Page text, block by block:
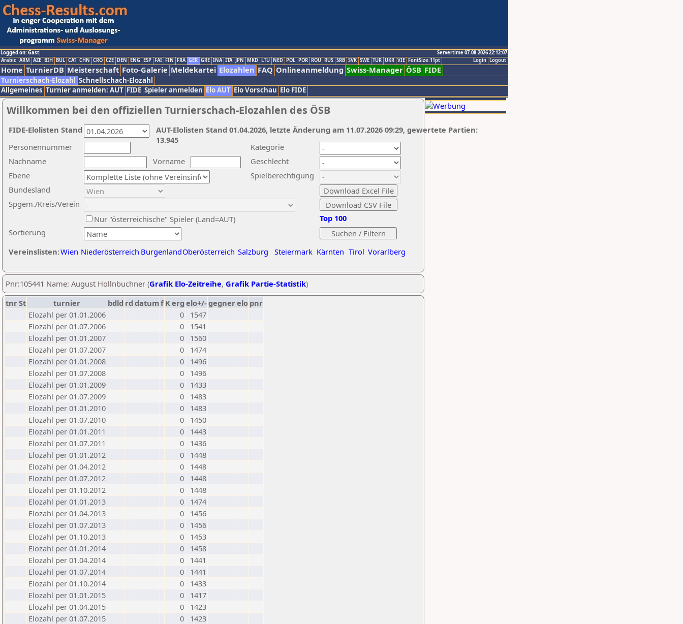
Logged on: Gast
Servertime 07.08.2026 22:12:07
Logout
Login
Arabic ARM AZE BIH BUL CAT CHN CRO CZE DEN ENG ESP FAI FIN FRA GER GRE INA ITA JPN MKD LTU NED POL POR ROU RUS SRB SVK SWE TUR UKR VIE FontSize:11pt
Home TurnierDB Meisterschaft Foto-Galerie Meldekartei Elozahlen FAQ Onlineanmeldung Swiss-Manager ÖSB FIDE
Turnierschach-Elozahl Schnellschach-Elozahl
Allgemeines Turnier anmelden: AUT FIDE Spieler anmelden Elo AUT Elo Vorschau Elo FIDE
Willkommen bei den offiziellen Turnierschach-Elozahlen des ÖSB
Nachname
Vorname
Ebene
Kategorie
Sortierung
Personennummer
Bundesland
Spgem./Kreis/Verein
Geschlecht
Nur "österreichische" Spieler (Land=AUT)
Spielberechtigung
Vereinslisten:Wien Niederösterreich BurgenlandOberösterreich Salzburg Steiermark Kärnten Tirol Vorarlberg
Top 100
AUT-Elolisten Stand 01.04.2026, letzte Änderung am 11.07.2026 09:29, gewertete Partien:
13.945
FIDE-Elolisten Stand
Pnr:105441 Name: August Hollnbuchner (Grafik Elo-Zeitreihe, Grafik Partie-Statistik)
tnrSt turnier bdld rd datumf Kerg elo+/-gegnerelo pnr
Elozahl per 01.01.2006
0
1547
Elozahl per 01.07.2006
0
1541
Elozahl per 01.01.2007
0
1560
Elozahl per 01.07.2007
0
1474
Elozahl per 01.01.2008
0
1496
Elozahl per 01.07.2008
0
1496
Elozahl per 01.01.2009
0
1433
Elozahl per 01.07.2009
0
1483
Elozahl per 01.01.2010
0
1483
Elozahl per 01.07.2010
0
1450
Elozahl per 01.01.2011
0
1443
Elozahl per 01.07.2011
0
1436
Elozahl per 01.01.2012
0
1448
Elozahl per 01.04.2012
0
1448
Elozahl per 01.07.2012
0
1448
Elozahl per 01.10.2012
0
1448
Elozahl per 01.01.2013
0
1474
Elozahl per 01.04.2013
0
1456
Elozahl per 01.07.2013
0
1456
Elozahl per 01.10.2013
0
1453
Elozahl per 01.01.2014
0
1458
Elozahl per 01.04.2014
0
1441
Elozahl per 01.07.2014
0
1441
Elozahl per 01.10.2014
0
1433
Elozahl per 01.01.2015
0
1417
Elozahl per 01.04.2015
0
1423
Elozahl per 01.07.2015
0
1423